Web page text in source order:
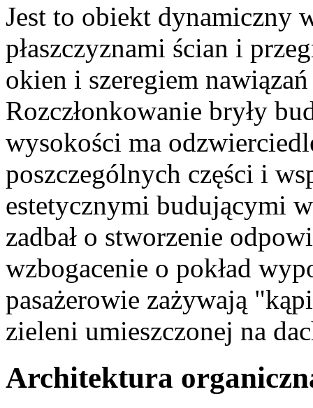
Jest to obiekt dynamiczny
płaszczyznami ścian i
okien i szeregiem
Rozczłonkowanie bryły
wysokości ma
poszczególnych części i
estetycznymi budującymi
zadbał o stworzenie
wzbogacenie o pokład
pasażerowie zażywają
zieleni umieszczonej na
Architektura